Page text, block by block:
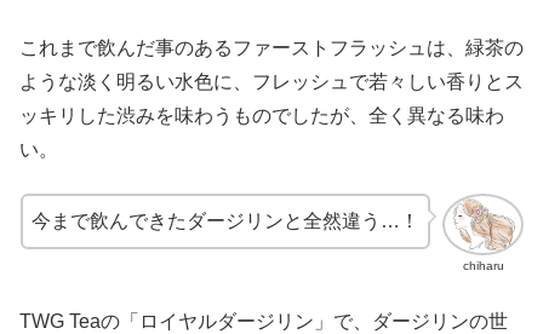
これまで飲んだ事のあるファーストフラッシュは、緑茶の
ような淡く明るい水色に、フレッシュで若々しい香りとス
ッキリした渋みを味わうものでしたが、全く異なる味わ
い。
chiharu
今まで飲んできたダージリンと全然違う…！
TWG Teaの「ロイヤルダージリン」で、ダージリンの世